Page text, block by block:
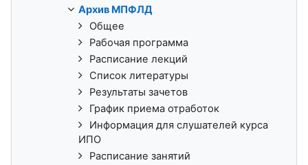
Архив МПФЛД
Общее
Рабочая программа
Расписание лекций
Список литературы
Результаты зачетов
График приема отработок
Информация для слушателей курса
ИПО
Расписание занятий